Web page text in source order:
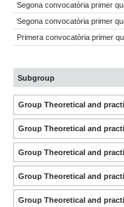
Segona convocatòria primer
Segona convocatòria primer
Primera convocatòria primer
Subgroup
Group Theoretical and
Group Theoretical and
Group Theoretical and
Group Theoretical and
Group Theoretical and